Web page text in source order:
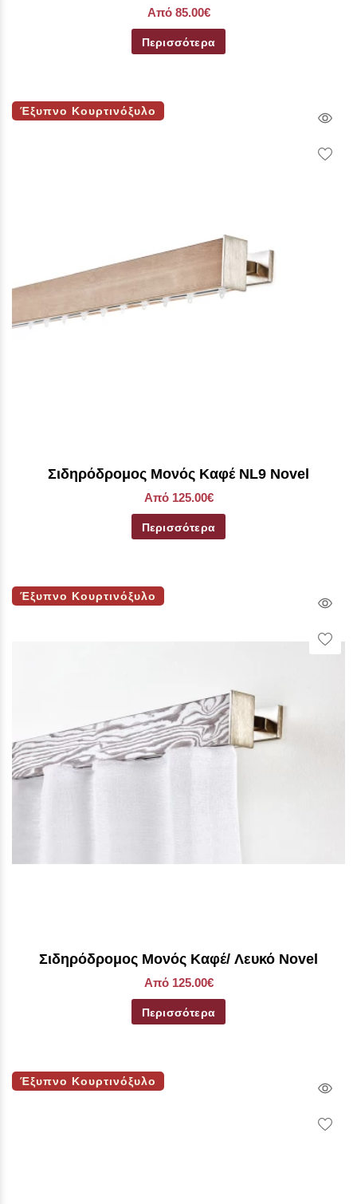
Από 85.00€
Περισσότερα
Έξυπνο Κουρτινόξυλο
Σιδηρόδρομος Μονός Καφέ NL9 Novel
Από 125.00€
Περισσότερα
Έξυπνο Κουρτινόξυλο
Σιδηρόδρομος Μονός Καφέ/ Λευκό Novel
Από 125.00€
Περισσότερα
Έξυπνο Κουρτινόξυλο